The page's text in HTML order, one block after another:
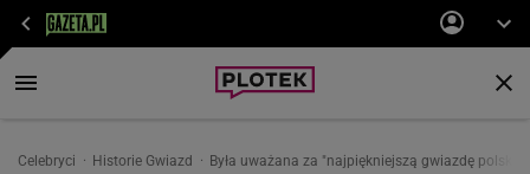
Celebryci Historie Gwiazd Była uważana za "najpiękniejszą gwiazdę